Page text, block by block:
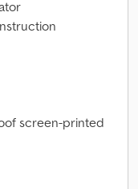
screen-printed